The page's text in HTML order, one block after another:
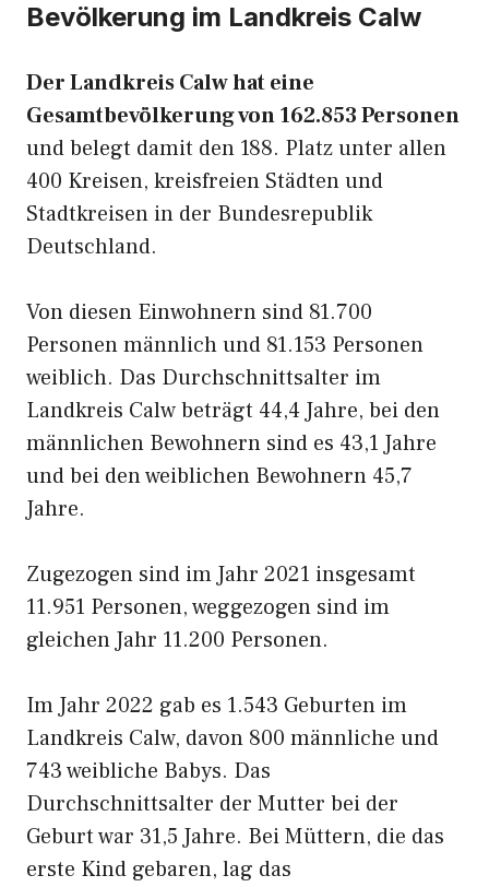
Bevölkerung im Landkreis Calw
Der Landkreis Calw hat eine
Gesamtbevölkerung von 162.853 Personen
und belegt damit den 188. Platz unter allen
400 Kreisen, kreisfreien Städten und
Stadtkreisen in der Bundesrepublik
Deutschland.
Von diesen Einwohnern sind 81.700
Personen männlich und 81.153 Personen
weiblich. Das Durchschnittsalter im
Landkreis Calw beträgt 44,4 Jahre, bei den
männlichen Bewohnern sind es 43,1 Jahre
und bei den weiblichen Bewohnern 45,7
Jahre.
Zugezogen sind im Jahr 2021 insgesamt
11.951 Personen, weggezogen sind im
gleichen Jahr 11.200 Personen.
Im Jahr 2022 gab es 1.543 Geburten im
Landkreis Calw, davon 800 männliche und
743 weibliche Babys. Das
Durchschnittsalter der Mutter bei der
Geburt war 31,5 Jahre. Bei Müttern, die das
erste Kind gebaren, lag das